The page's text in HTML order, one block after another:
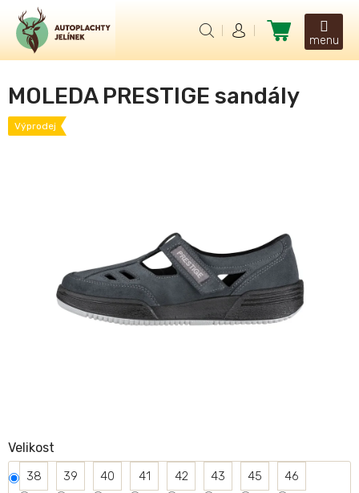
obsah
Nákupní
košík
MOLEDA PRESTIGE sandály
Výprodej
Velikost
38 39 40 41 42 43 45 46